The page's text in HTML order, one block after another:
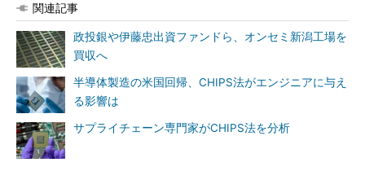
関連記事
政投銀や伊藤忠出資ファンドら、オンセミ新潟工場を
買収へ
半導体製造の米国回帰、CHIPS法がエンジニアに与え
る影響は
サプライチェーン専門家がCHIPS法を分析